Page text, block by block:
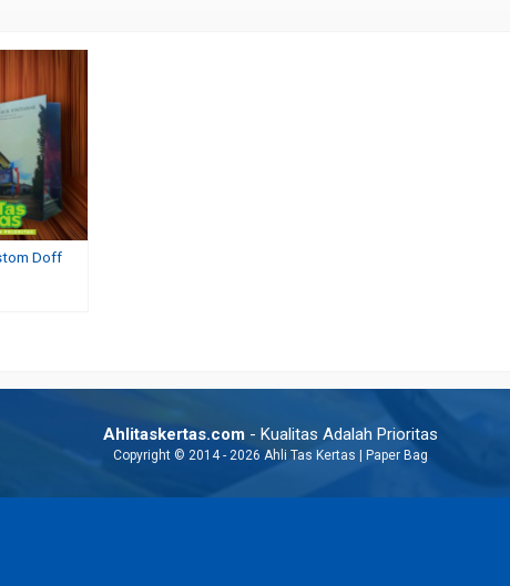
Doff
Ahlitaskertas.com - Kualitas Adalah Prioritas
Copyright © 2014 - 2026 Ahli Tas Kertas | Paper Bag